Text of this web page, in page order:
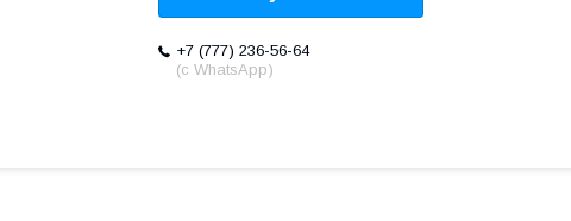
+7 (777) 236-56-64
(с WhatsApp)